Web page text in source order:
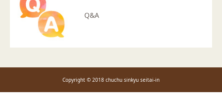
Q&A
Copyright © 2018 chuchu sinkyu seitai-in